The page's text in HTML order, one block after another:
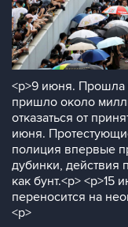
<p>9 июня. Прошла
пришло около
отказаться от
июня.
полиция впервые
дубинки, действия
как бунт.<p> <p>15
переносится на
<p>